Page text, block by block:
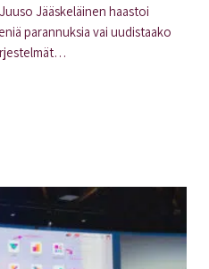
Jääskeläinen haastoi
parannuksia vai uudistaako